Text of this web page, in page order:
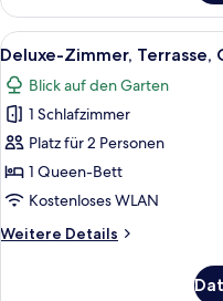
Zimmer,
Terrasse,
Meerblick
Alle
Fotos
für
Deluxe-
Zimmer,
Terrasse,
Gartenblick
1
Deluxe-Zimmer, Terrasse,
Blick auf den Garten
1 Schlafzimmer
Platz für 2 Personen
1 Queen-Bett
Kostenloses WLAN
Weitere Details
Weitere